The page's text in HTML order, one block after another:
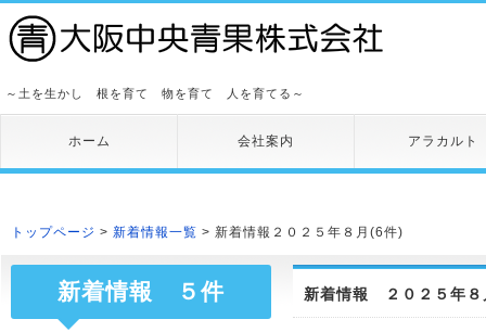
～土を生かし 根を育て 物を育て 人を育てる～
ホーム 会社案内 アラカルト
トップページ > 新着情報一覧 > 新着情報２０２５年８月(6件)
新着情報 ２０２５年
新着情報 ５件